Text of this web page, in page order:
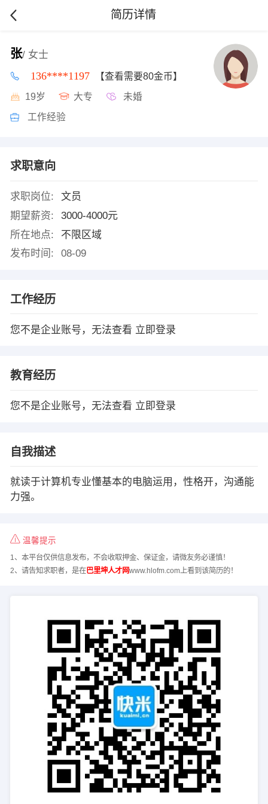
简历详情
张/ 女士
136****1197 【查看需要80金币】
19岁 大专 未婚
工作经验
求职意向
求职岗位:
文员
期望薪资:
3000-4000元
所在地点:
不限区域
发布时间:
08-09
工作经历
您不是企业账号，无法查看 立即登录
教育经历
您不是企业账号，无法查看 立即登录
自我描述
就读于计算机专业懂基本的电脑运用，性格开，沟通能
力强。
温馨提示
1、本平台仅供信息发布，不会收取押金、保证金，请微友务必谨慎！
2、请告知求职者，是在巴里坤人才网www.hlofm.com上看到该简历的！